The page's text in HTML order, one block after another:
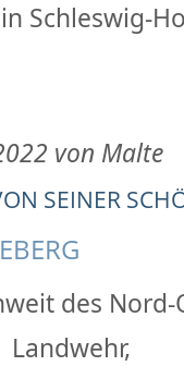
Schleswig-
von Malte
SEINER
des Nord-